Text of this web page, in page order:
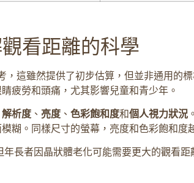
看距離的科學
這雖然提供了初步估算，但並非通用的
疲勞和頭痛，尤其影響兒童和青少年。
解析度 、 亮度 、 色彩飽和度和個人視力狀況
糊。同樣尺寸的螢幕，亮度和色彩飽和度
長者因晶狀體老化可能需要更大的觀看